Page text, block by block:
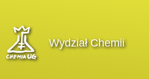
Wydział Chemii